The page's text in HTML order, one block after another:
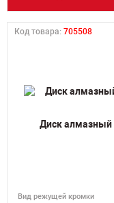
Код товара: 705508
Диск алмазный
Вид режущей кромки